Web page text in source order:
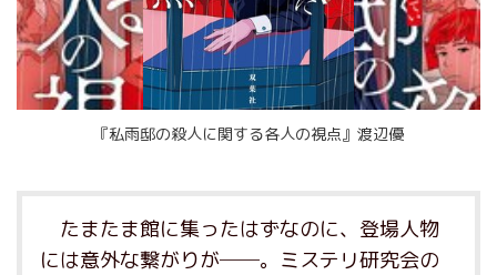
『私雨邸の殺人に関する各人の視点』渡辺優
たまたま館に集ったはずなのに、登場人物
には意外な繋がりが──。ミステリ研究会の